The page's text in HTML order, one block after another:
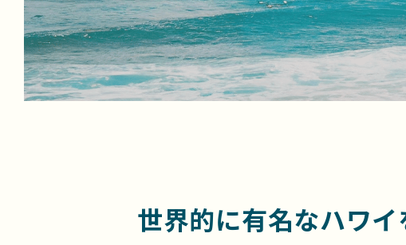
世界的に有名なハワ